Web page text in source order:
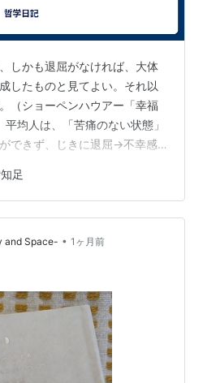
しかも退屈がなければ、大体
したものと見てよい。それ以
（ショーペンハウアー「幸福
均人は、「苦痛のない状態」
できず、じきに退屈→不幸感
さり捨てる。 つまり、今や不
、すなわち苦痛の状態に陥
幸から運よく逃げおおせた者
し、その「幸福」は、いちば
」よりましなものだろうか。
知足
and Space- • 1ヶ月前